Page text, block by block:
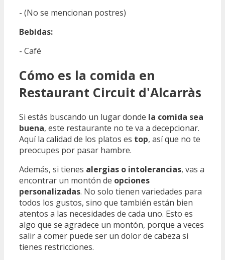
- (No se mencionan postres)
Bebidas:
- Café
Cómo es la comida en
Restaurant Circuit d'Alcarràs
Si estás buscando un lugar donde la comida sea
buena, este restaurante no te va a decepcionar.
Aquí la calidad de los platos es top, así que no te
preocupes por pasar hambre.
Además, si tienes alergias o intolerancias, vas a
encontrar un montón de opciones
personalizadas. No solo tienen variedades para
todos los gustos, sino que también están bien
atentos a las necesidades de cada uno. Esto es
algo que se agradece un montón, porque a veces
salir a comer puede ser un dolor de cabeza si
tienes restricciones.